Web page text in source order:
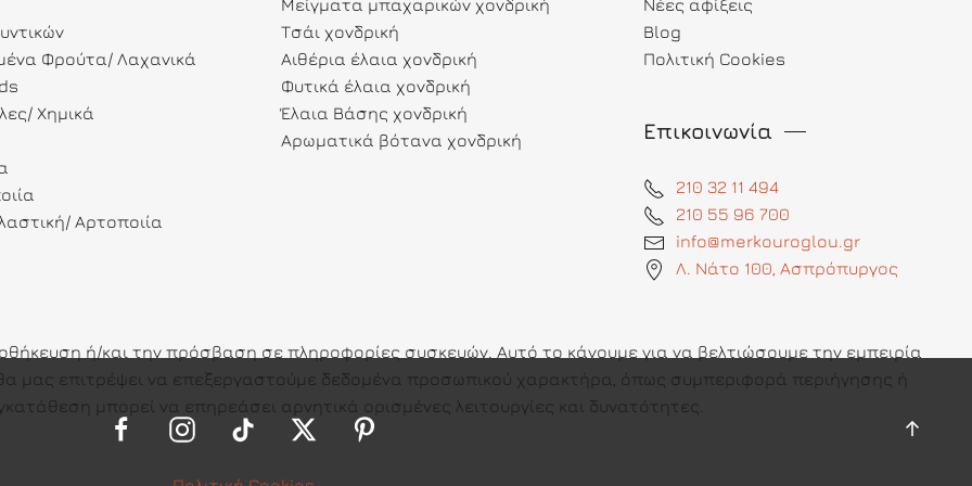
Φρούτα/ Λαχανικά
Χημικά
Αρτοποιία
Μείγματα μπαχαρικών χονδρική
Τσάι χονδρική
Αιθέρια έλαια χονδρική
Φυτικά έλαια χονδρική
Έλαια Βάσης χονδρική
Αρωματικά βότανα χονδρική
Νέες αφίξεις
Blog
Πολιτική Cookies
Επικοινωνία
210 32 11 494
210 55 96 700
info@merkouroglou.gr
Λ. Νάτο 100, Ασπρόπυργος
ή/και την πρόσβαση σε πληροφορίες συσκευών. Αυτό το κάνουμε για να βελτιώσουμε την εμπειρία
θα μας επιτρέψει να επεξεργαστούμε δεδομένα προσωπικού χαρακτήρα, όπως συμπεριφορά περιήγησης ή
μπορεί να επηρεάσει αρνητικά ορισμένες λειτουργίες και δυνατότητες.